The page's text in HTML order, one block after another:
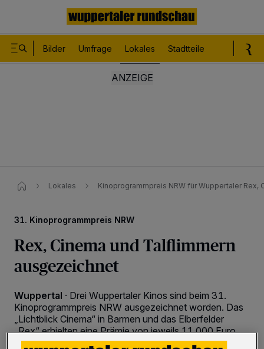
Bilder Umfrage Lokales Stadtteile
Lokales Kinoprogrammpreis NRW für Wuppertaler Rex,
31. Kinoprogrammpreis NRW
Rex, Cinema und Talflimmern
ausgezeichnet
Wuppertal · Drei Wuppertaler Kinos sind beim 31.
Kinoprogrammpreis NRW ausgezeichnet worden. Das
„Lichtblick Cinema“ in Barmen und das Elberfelder
„Rex“ erhielten eine Prämie von jeweils 11.000 Euro,
das Open-air-Kino „Talflimmern“ bekam 6.000 Euro.